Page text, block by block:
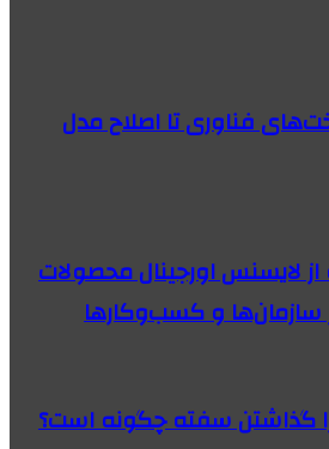
فناوری تا اصلاح مدل
لایسنس اورجینال محصولات
و کسب‌وکارها
گذاشتن سفته چگونه است؟